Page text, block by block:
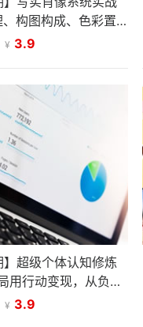
构图构成、色彩置
掌握写实肖像核心方
¥ 3.9
】超级个体认知修炼
用行动变现，从负债
6位数实战路径
¥ 3.9